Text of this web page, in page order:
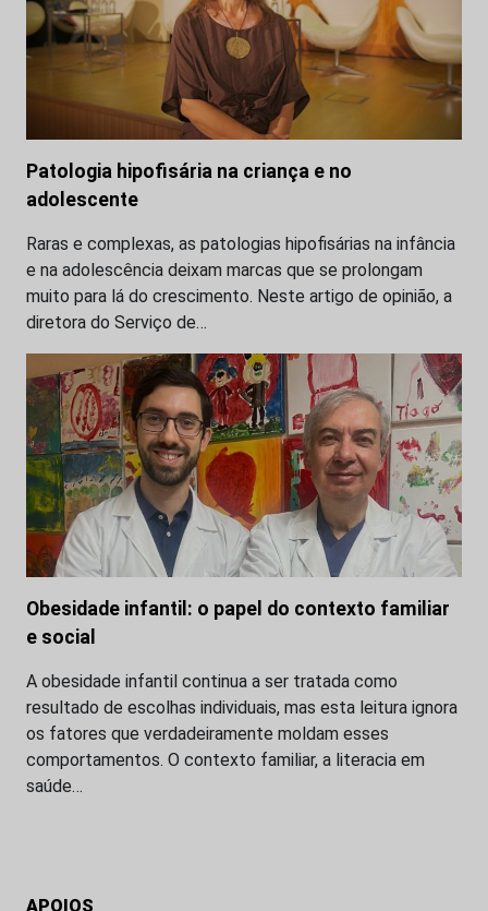
Patologia hipofisária na criança e no
adolescente
Raras e complexas, as patologias hipofisárias na infância
e na adolescência deixam marcas que se prolongam
muito para lá do crescimento. Neste artigo de opinião, a
diretora do Serviço de…
Obesidade infantil: o papel do contexto familiar
e social
A obesidade infantil continua a ser tratada como
resultado de escolhas individuais, mas esta leitura ignora
os fatores que verdadeiramente moldam esses
comportamentos. O contexto familiar, a literacia em
saúde…
APOIOS